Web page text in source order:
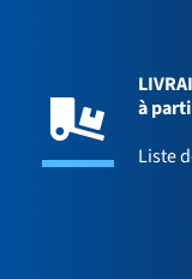
à
Liste